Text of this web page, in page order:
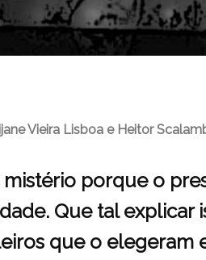
Composição:
Vieira Lisboa e Heitor
mistério porque o
Que tal explicar
que o elegeram